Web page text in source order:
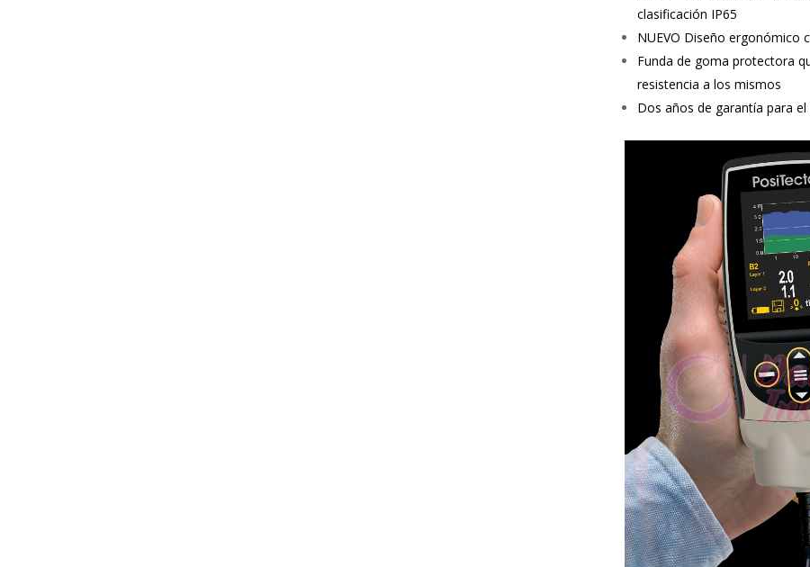
clasificación IP65
NUEVO Diseño ergonómico
Funda de goma protectora
resistencia a los mismos
Dos años de garantía para